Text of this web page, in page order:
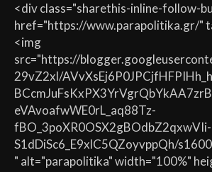
<div class="sharethis-inline-follow-
href="https://www.parapolitika.gr/"
<img
src="https://
29vZ2xl/
eVAvoafwWE0rL_aq88Tz-
fBO_3poXR0OSX2gBOdbZ2qxwVIi-
S1dDiSc6_E9xlC5QZoyvppQh/
" alt="parapolitika" width="100%"